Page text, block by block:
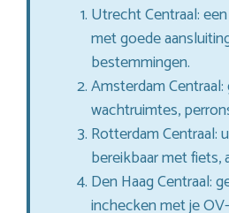
Utrecht Centraal:
met goede
bestemmingen.
Amsterdam
wachtruimtes,
Rotterdam Centraal:
bereikbaar met fiets,
Den Haag Centraal:
inchecken met je